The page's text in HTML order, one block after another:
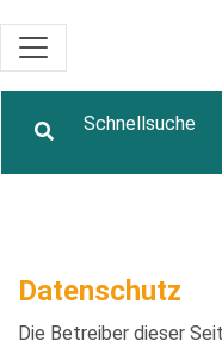
Datenschutz
Die Betreiber dieser